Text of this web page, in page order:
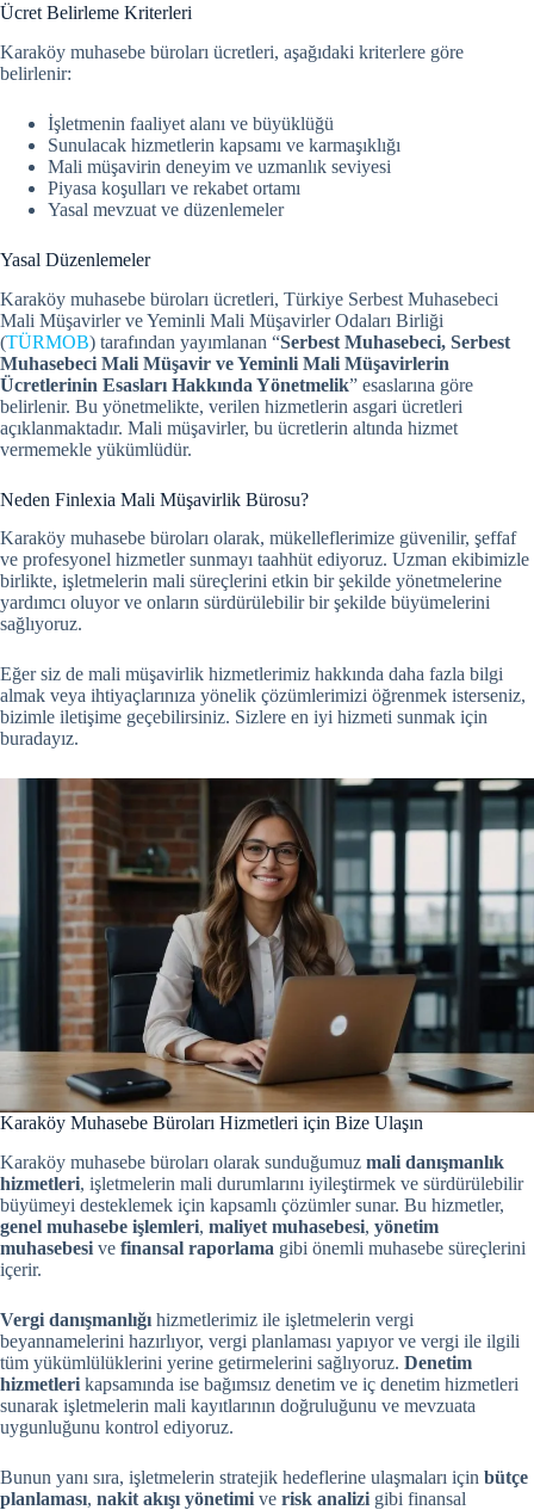
Ücret Belirleme Kriterleri
Karaköy muhasebe büroları ücretleri, aşağıdaki kriterlere göre
belirlenir:
İşletmenin faaliyet alanı ve büyüklüğü
Sunulacak hizmetlerin kapsamı ve karmaşıklığı
Mali müşavirin deneyim ve uzmanlık seviyesi
Piyasa koşulları ve rekabet ortamı
Yasal mevzuat ve düzenlemeler
Yasal Düzenlemeler
Karaköy muhasebe büroları ücretleri, Türkiye Serbest Muhasebeci
Mali Müşavirler ve Yeminli Mali Müşavirler Odaları Birliği
(TÜRMOB) tarafından yayımlanan “Serbest Muhasebeci, Serbest
Muhasebeci Mali Müşavir ve Yeminli Mali Müşavirlerin
Ücretlerinin Esasları Hakkında Yönetmelik” esaslarına göre
belirlenir. Bu yönetmelikte, verilen hizmetlerin asgari ücretleri
açıklanmaktadır. Mali müşavirler, bu ücretlerin altında hizmet
vermemekle yükümlüdür.
Neden Finlexia Mali Müşavirlik Bürosu?
Karaköy muhasebe büroları olarak, mükelleflerimize güvenilir, şeffaf
ve profesyonel hizmetler sunmayı taahhüt ediyoruz. Uzman ekibimizle
birlikte, işletmelerin mali süreçlerini etkin bir şekilde yönetmelerine
yardımcı oluyor ve onların sürdürülebilir bir şekilde büyümelerini
sağlıyoruz.
Eğer siz de mali müşavirlik hizmetlerimiz hakkında daha fazla bilgi
almak veya ihtiyaçlarınıza yönelik çözümlerimizi öğrenmek isterseniz,
bizimle iletişime geçebilirsiniz. Sizlere en iyi hizmeti sunmak için
buradayız.
Karaköy Muhasebe Büroları Hizmetleri için Bize Ulaşın
Karaköy muhasebe büroları olarak sunduğumuz mali danışmanlık
hizmetleri, işletmelerin mali durumlarını iyileştirmek ve sürdürülebilir
büyümeyi desteklemek için kapsamlı çözümler sunar. Bu hizmetler,
genel muhasebe işlemleri, maliyet muhasebesi, yönetim
muhasebesi ve finansal raporlama gibi önemli muhasebe süreçlerini
içerir.
Vergi danışmanlığı hizmetlerimiz ile işletmelerin vergi
beyannamelerini hazırlıyor, vergi planlaması yapıyor ve vergi ile ilgili
tüm yükümlülüklerini yerine getirmelerini sağlıyoruz. Denetim
hizmetleri kapsamında ise bağımsız denetim ve iç denetim hizmetleri
sunarak işletmelerin mali kayıtlarının doğruluğunu ve mevzuata
uygunluğunu kontrol ediyoruz.
Bunun yanı sıra, işletmelerin stratejik hedeflerine ulaşmaları için bütçe
planlaması, nakit akışı yönetimi ve risk analizi gibi finansal